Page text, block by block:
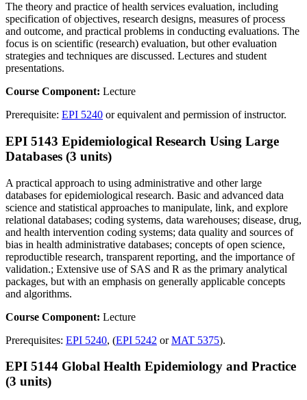
The theory and practice of health services evaluation, including
specification of objectives, research designs, measures of process
and outcome, and practical problems in conducting evaluations. The
focus is on scientific (research) evaluation, but other evaluation
strategies and techniques are discussed. Lectures and student
presentations.
Course Component: Lecture
Prerequisite: EPI 5240 or equivalent and permission of instructor.
EPI 5143 Epidemiological Research Using Large
Databases (3 units)
A practical approach to using administrative and other large
databases for epidemiological research. Basic and advanced data
science and statistical approaches to manipulate, link, and explore
relational databases; coding systems, data warehouses; disease, drug,
and health intervention coding systems; data quality and sources of
bias in health administrative databases; concepts of open science,
reproductible research, transparent reporting, and the importance of
validation.; Extensive use of SAS and R as the primary analytical
packages, but with an emphasis on generally applicable concepts
and algorithms.
Course Component: Lecture
Prerequisites: EPI 5240, (EPI 5242 orMAT 5375).
EPI 5144 Global Health Epidemiology and Practice
(3 units)